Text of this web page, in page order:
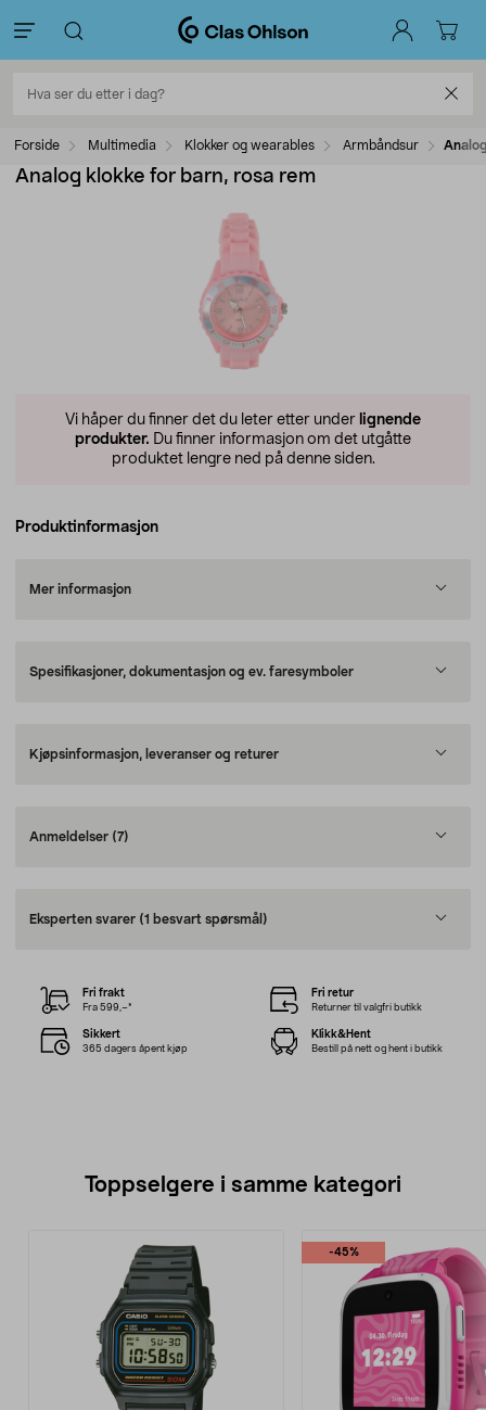
Forside Multimedia Klokker og wearables Armbåndsur
Analog klokke for barn, rosa rem
Vi håper du finner det du leter etter under lignende
produkter. Du finner informasjon om det utgåtte
produktet lengre ned på denne siden.
Produktinformasjon
Mer informasjon
Spesifikasjoner, dokumentasjon og ev. faresymboler
Kjøpsinformasjon, leveranser og returer
Anmeldelser (7)
Eksperten svarer (1 besvart spørsmål)
Fri frakt
Fra 599,–*
Fri retur
Returner til valgfri butikk
Sikkert
365 dagers åpent kjøp
Klikk&Hent
Bestill på nett og hent i butikk
Toppselgere i samme kategori
-45%